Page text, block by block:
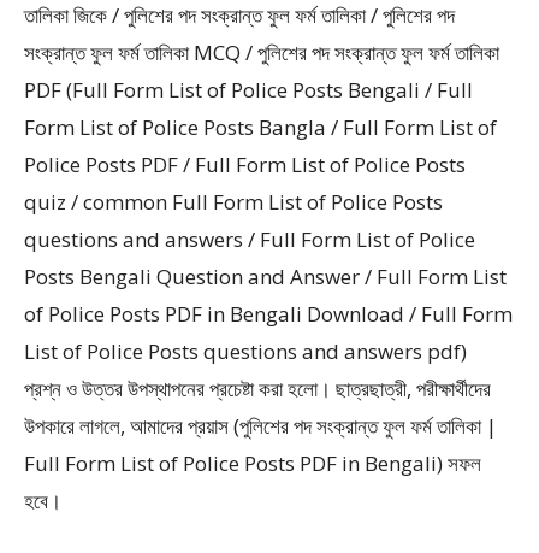
তালিকা জিকে / পুলিশের পদ সংক্রান্ত ফুল ফর্ম তালিকা / পুলিশের পদ
সংক্রান্ত ফুল ফর্ম তালিকা MCQ / পুলিশের পদ সংক্রান্ত ফুল ফর্ম তালিকা
PDF (Full Form List of Police Posts Bengali / Full
Form List of Police Posts Bangla / Full Form List of
Police Posts PDF / Full Form List of Police Posts
quiz / common Full Form List of Police Posts
questions and answers / Full Form List of Police
Posts Bengali Question and Answer / Full Form List
of Police Posts PDF in Bengali Download / Full Form
List of Police Posts questions and answers pdf)
প্রশ্ন ও উত্তর উপস্থাপনের প্রচেষ্টা করা হলাে। ছাত্রছাত্রী, পরীক্ষার্থীদের
উপকারে লাগলে, আমাদের প্রয়াস (পুলিশের পদ সংক্রান্ত ফুল ফর্ম তালিকা |
Full Form List of Police Posts PDF in Bengali) সফল
হবে।